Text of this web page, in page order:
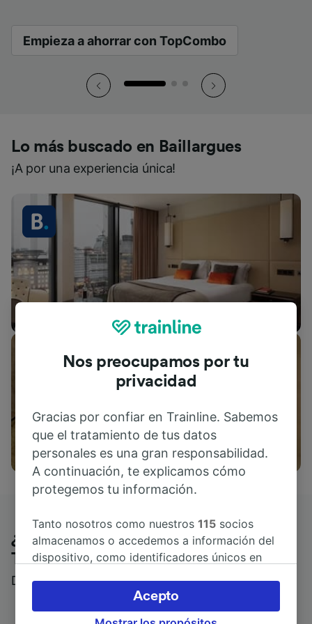
Empieza a ahorrar con TopCombo
Empieza a ahorrar con TopCombo
Empieza a ahorrar con TopCombo
Lo más buscado en Baillargues
¡A por una experiencia única!
Actividades
¿Qué piensan nuestros clientes de
Trainline?
Descubre reseñas reales de nuestros viajeros
Nos preocupamos por tu
privacidad
Gracias por confiar en Trainline. Sabemos
que el tratamiento de tus datos
personales es una gran responsabilidad.
A continuación, te explicamos cómo
protegemos tu información.
Tanto nosotros como nuestros115 socios
almacenamos o accedemos a información del
dispositivo, como identificadores únicos en
Puedes aceptar o administrar tus preferencias
haciendo clic abajo, incluido el derecho de
Acepto